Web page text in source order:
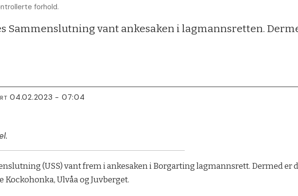
forhold.
Sammenslutning vant ankesaken i lagmannsretten.
04.02.2023 - 07:04
(USS) vant frem i ankesaken i Borgarting lagmannsrett. Dermed er
Ulvåa og Juvberget.